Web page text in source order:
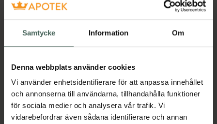
Samtycke Information Om
Denna webbplats använder cookies
Vi använder enhetsidentifierare för att anpassa innehållet
och annonserna till användarna, tillhandahålla funktioner
för sociala medier och analysera vår trafik. Vi
vidarebefordrar även sådana identifierare och annan
Köp via ditt recept
Aktuella erbjudanden
Beskrivning Dölj